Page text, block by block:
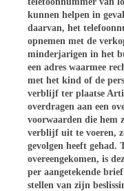
kunnen helpen in
daarvan, het
opnemen met de
minderjarigen in het
een adres waarmee
met het kind of de
verblijf ter plaatse
overdragen aan een
voorwaarden die hem
verblijf uit te voeren,
gevolgen heeft gehad.
overeengekomen, is
per aangetekende
stellen van zijn